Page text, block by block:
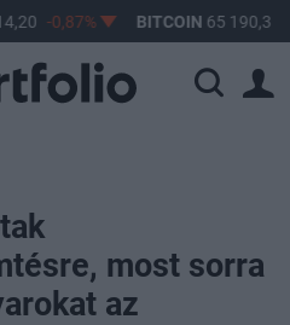
-0,87% BITCOIN 65 190,38
most sorra
az